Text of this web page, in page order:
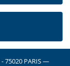
75020 PARIS —